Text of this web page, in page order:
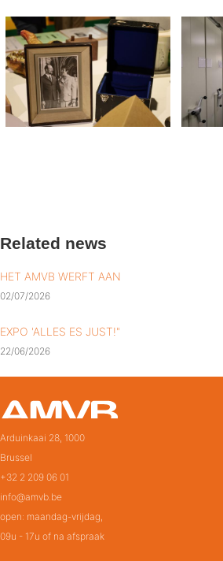
Related news
HET AMVB WERFT AAN
02/07/2026
EXPO 'ALLES ES JUST!"
22/06/2026
Arduinkaai 28, 1000
Brussel
+32 2 209 06 01
info@amvb.be
open: maandag-vrijdag,
09u - 17u of na afspraak